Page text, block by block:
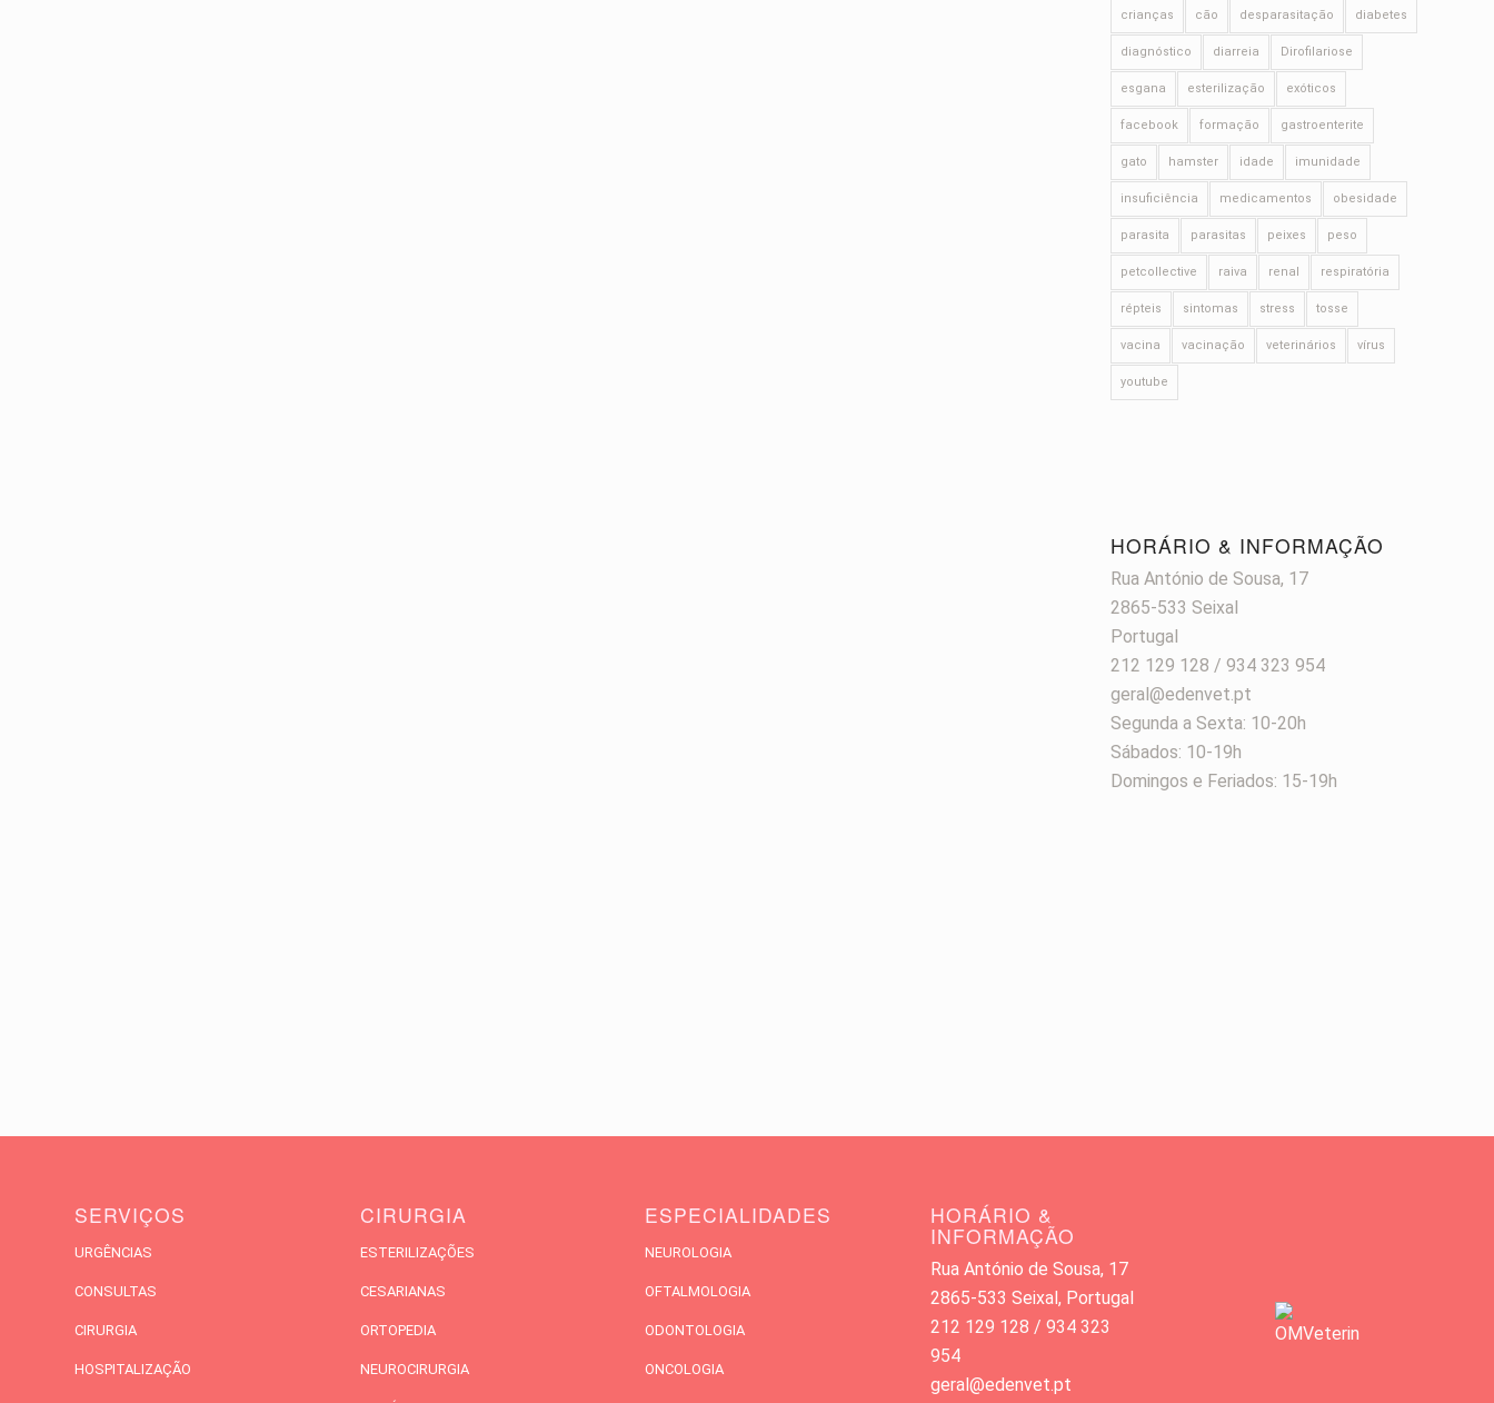
crianças cão desparasitação diabetes
diagnóstico diarreia Dirofilariose
esgana esterilização exóticos
facebook formação gastroenterite
gato hamster idade imunidade
insuficiência medicamentos obesidade
parasita parasitas peixes peso
petcollective raiva renal respiratória
répteis sintomas stress tosse
vacina vacinação veterinários vírus
youtube
HORÁRIO & INFORMAÇÃO
Rua António de Sousa, 17
2865-533 Seixal
Portugal
212 129 128 / 934 323 954
geral@edenvet.pt
Segunda a Sexta: 10-20h
Sábados: 10-19h
Domingos e Feriados: 15-19h
SERVIÇOS
URGÊNCIAS
CONSULTAS
CIRURGIA
HOSPITALIZAÇÃO
CIRURGIA
ESTERILIZAÇÕES
CESARIANAS
ORTOPEDIA
NEUROCIRURGIA
ESPECIALIDADES
NEUROLOGIA
OFTALMOLOGIA
ODONTOLOGIA
ONCOLOGIA
HORÁRIO &
INFORMAÇÃO
Rua António de Sousa, 17
2865-533 Seixal, Portugal
212 129 128 / 934 323
954
geral@edenvet.pt